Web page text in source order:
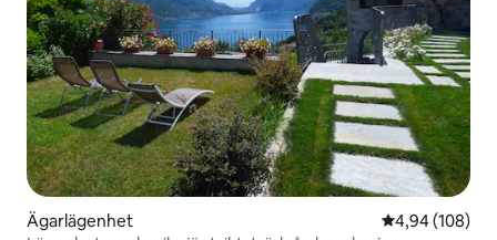
Ägarlägenhet 4,94 av 5 i
4,94 (108)